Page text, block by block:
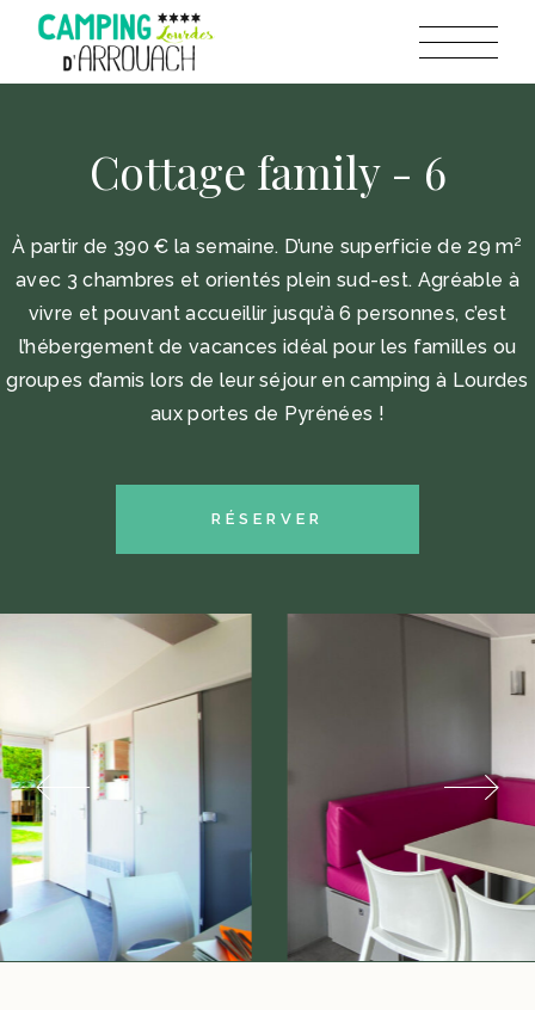
Cottage family - 6
À partir de 390 € la semaine. D’une superficie de 29 m²
avec 3 chambres et orientés plein sud-est. Agréable à
vivre et pouvant accueillir jusqu’à 6 personnes, c’est
l’hébergement de vacances idéal pour les familles ou
groupes d’amis lors de leur séjour en camping à Lourdes
aux portes de Pyrénées !
RÉSERVER